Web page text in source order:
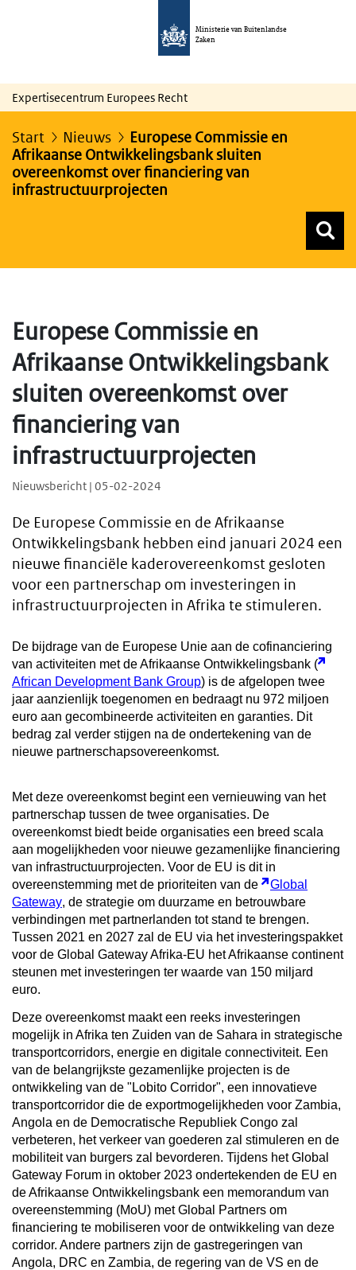
Ministerie van Buitenlandse
Zaken
Expertisecentrum Europees Recht
Start Nieuws
Europese Commissie en
Afrikaanse Ontwikkelingsbank sluiten
overeenkomst over financiering van
infrastructuurprojecten
Europese Commissie en
Afrikaanse Ontwikkelingsbank
sluiten overeenkomst over
financiering van
infrastructuurprojecten
Nieuwsbericht | 05-02-2024
De Europese Commissie en de Afrikaanse
Ontwikkelingsbank hebben eind januari 2024 een
nieuwe financiële kaderovereenkomst gesloten
voor een partnerschap om investeringen in
infrastructuurprojecten in Afrika te stimuleren.
De bijdrage van de Europese Unie aan de cofinanciering
van activiteiten met de Afrikaanse Ontwikkelingsbank (
African Development Bank Group) is de afgelopen twee
jaar aanzienlijk toegenomen en bedraagt nu 972 miljoen
euro aan gecombineerde activiteiten en garanties. Dit
bedrag zal verder stijgen na de ondertekening van de
nieuwe partnerschapsovereenkomst.
Met deze overeenkomst begint een vernieuwing van het
partnerschap tussen de twee organisaties. De
overeenkomst biedt beide organisaties een breed scala
aan mogelijkheden voor nieuwe gezamenlijke financiering
van infrastructuurprojecten. Voor de EU is dit in
overeenstemming met de prioriteiten van de
Global
Gateway, de strategie om duurzame en betrouwbare
verbindingen met partnerlanden tot stand te brengen.
Tussen 2021 en 2027 zal de EU via het investeringspakket
voor de Global Gateway Afrika-EU het Afrikaanse continent
steunen met investeringen ter waarde van 150 miljard
euro.
Deze overeenkomst maakt een reeks investeringen
mogelijk in Afrika ten Zuiden van de Sahara in strategische
transportcorridors, energie en digitale connectiviteit. Een
van de belangrijkste gezamenlijke projecten is de
ontwikkeling van de "Lobito Corridor", een innovatieve
transportcorridor die de exportmogelijkheden voor Zambia,
Angola en de Democratische Republiek Congo zal
verbeteren, het verkeer van goederen zal stimuleren en de
mobiliteit van burgers zal bevorderen. Tijdens het Global
Gateway Forum in oktober 2023 ondertekenden de EU en
de Afrikaanse Ontwikkelingsbank een memorandum van
overeenstemming (MoU) met Global Partners om
financiering te mobiliseren voor de ontwikkeling van deze
corridor. Andere partners zijn de gastregeringen van
Angola, DRC en Zambia, de regering van de VS en de